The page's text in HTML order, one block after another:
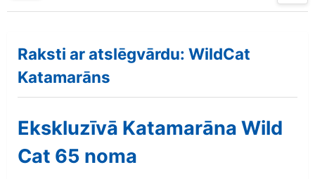
Menu
Raksti ar atslēgvārdu: WildCat
Katamarāns
Ekskluzīvā Katamarāna Wild
Cat 65 noma